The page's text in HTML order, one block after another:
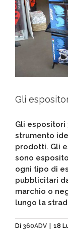
Gli
Gli espositori
strumento
prodotti. Gli
sono
ogni tipo di
pubblicitari
marchio o
lungo la
Di 360ADV 18